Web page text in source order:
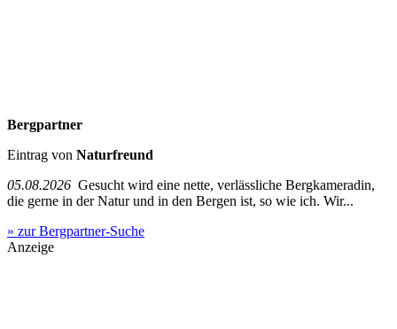
Bergpartner
Eintrag von Naturfreund
05.08.2026 Gesucht wird eine nette, verlässliche Bergkameradin,
die gerne in der Natur und in den Bergen ist, so wie ich. Wir...
» zur Bergpartner-Suche
Anzeige